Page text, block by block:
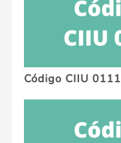
Código CIIU 0111